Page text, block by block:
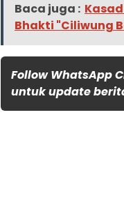
Baca juga :
Bhakti "Ciliwung
Follow WhatsApp
untuk update